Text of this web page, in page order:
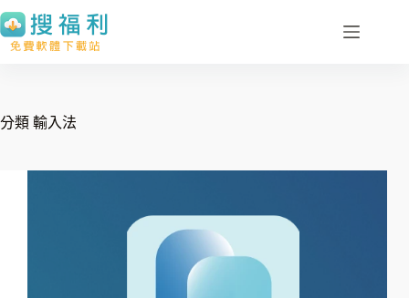
跳
至
內
容
分類輸入法